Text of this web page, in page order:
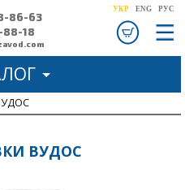
86-63
88-18
УКР ENG РУС
ВУДОС